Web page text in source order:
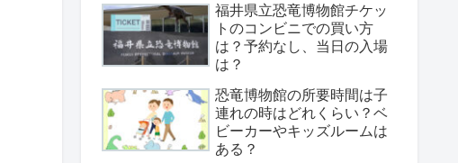
福井県立恐竜博物館チケッ
トのコンビニでの買い方
は？予約なし、当日の入場
は？
恐竜博物館の所要時間は子
連れの時はどれくらい？ベ
ビーカーやキッズルームは
ある？